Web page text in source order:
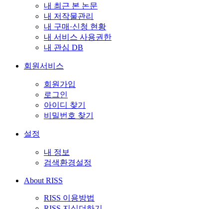
내 최근 본 논문
내 저작물관리
내 구매·신청 현황
내 서비스 사용권한
내 관심 DB
회원서비스
회원가입
로그인
아이디 찾기
비밀번호 찾기
설정
내 정보
검색환경설정
About RISS
RISS 이용방법